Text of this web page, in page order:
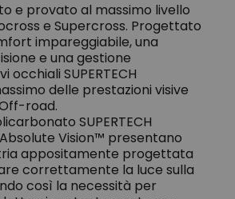
e provato al massimo livello
e Supercross. Progettato
impareggiabile, una
e una gestione
occhiali SUPERTECH
delle prestazioni visive
road.
SUPERTECH
Vision™ presentano
appositamente progettata
correttamente la luce sulla
così la necessità per